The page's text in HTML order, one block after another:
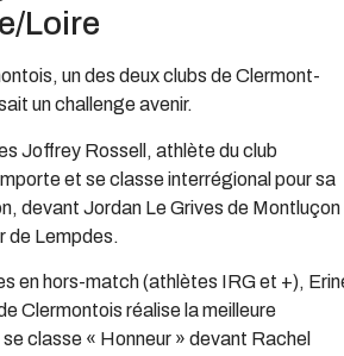
Loire
un des deux clubs de Clermont-
un challenge avenir.
Joffrey Rossell, athlète du club
et se classe interrégional pour sa
devant Jordan Le Grives de Montluçon
de Lempdes.
en hors-match (athlètes IRG et +),
Clermontois réalise la meilleure
classe « Honneur » devant Rachel